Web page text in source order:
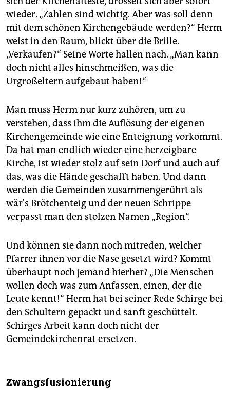
wieder. „Zahlen sind wichtig. Aber was soll denn
mit dem schönen Kirchengebäude werden?“ Herm
weist in den Raum, blickt über die Brille.
„Verkaufen?“ Seine Worte hallen nach. „Man kann
doch nicht alles hinschmeißen, was die
Urgroßeltern aufgebaut haben!“
Man muss Herm nur kurz zuhören, um zu
verstehen, dass ihm die Auflösung der eigenen
Kirchengemeinde wie eine Enteignung vorkommt.
Da hat man endlich wieder eine herzeigbare
Kirche, ist wieder stolz auf sein Dorf und auch auf
das, was die Hände geschafft haben. Und dann
werden die Gemeinden zusammengerührt als
wär's Brötchenteig und der neuen Schrippe
verpasst man den stolzen Namen „Region“.
Und können sie dann noch mitreden, welcher
Pfarrer ihnen vor die Nase gesetzt wird? Kommt
überhaupt noch jemand hierher? „Die Menschen
wollen doch was zum Anfassen, einen, der die
Leute kennt!“ Herm hat bei seiner Rede Schirge bei
den Schultern gepackt und sanft geschüttelt.
Schirges Arbeit kann doch nicht der
Gemeindekirchenrat ersetzen.
Zwangsfusionierung